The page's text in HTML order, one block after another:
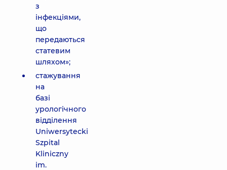
з
інфекціями,
що
передаються
статевим
шляхом»;
стажування
на
базі
урологічного
відділення
Uniwersytecki
Szpital
Kliniczny
im.